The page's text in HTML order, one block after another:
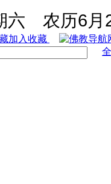
六 农历6月
加入收藏